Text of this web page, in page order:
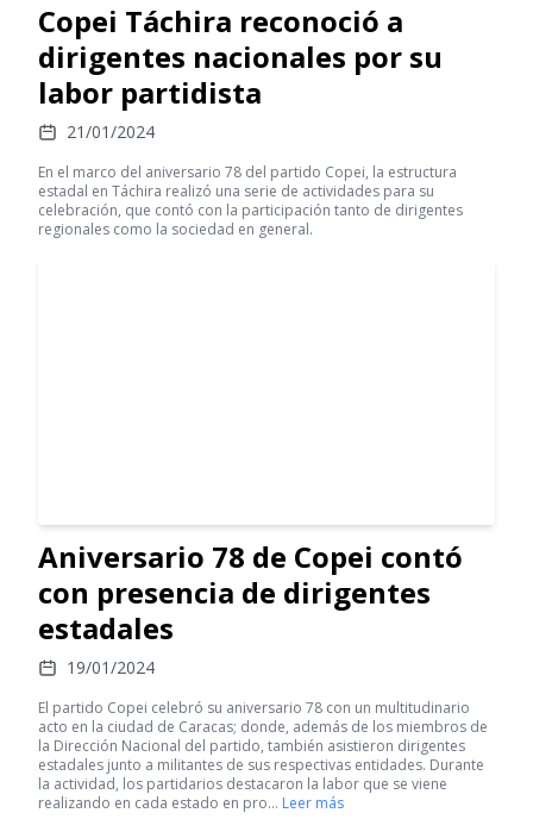
Copei Táchira reconoció a
dirigentes nacionales por su
labor partidista
21/01/2024
En el marco del aniversario 78 del partido Copei, la estructura
estadal en Táchira realizó una serie de actividades para su
celebración, que contó con la participación tanto de dirigentes
regionales como la sociedad en general.
Aniversario 78 de Copei contó
con presencia de dirigentes
estadales
19/01/2024
El partido Copei celebró su aniversario 78 con un multitudinario
acto en la ciudad de Caracas; donde, además de los miembros de
la Dirección Nacional del partido, también asistieron dirigentes
estadales junto a militantes de sus respectivas entidades. Durante
la actividad, los partidarios destacaron la labor que se viene
realizando en cada estado en pro… Leer más